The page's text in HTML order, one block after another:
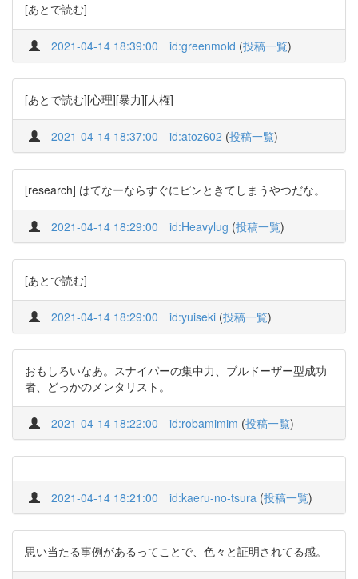
[あとで読む]
2021-04-14 18:39:00 id:greenmold (投稿一覧)
[あとで読む][心理][暴力][人権]
2021-04-14 18:37:00 id:atoz602 (投稿一覧)
[research] はてなーならすぐにピンときてしまうやつだな。
2021-04-14 18:29:00 id:Heavylug (投稿一覧)
[あとで読む]
2021-04-14 18:29:00 id:yuiseki (投稿一覧)
おもしろいなあ。スナイパーの集中力、ブルドーザー型成功
者、どっかのメンタリスト。
2021-04-14 18:22:00 id:robamimim (投稿一覧)
2021-04-14 18:21:00 id:kaeru-no-tsura (投稿一覧)
思い当たる事例があるってことで、色々と証明されてる感。